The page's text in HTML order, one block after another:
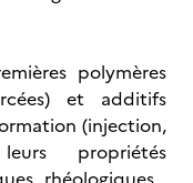
polymères
et additifs
(injection,
propriétés